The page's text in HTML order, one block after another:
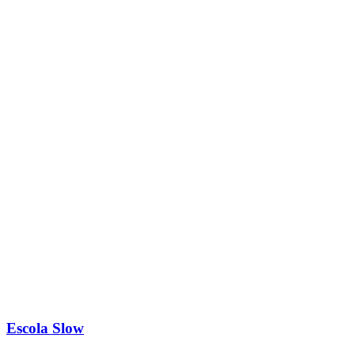
Escola Slow